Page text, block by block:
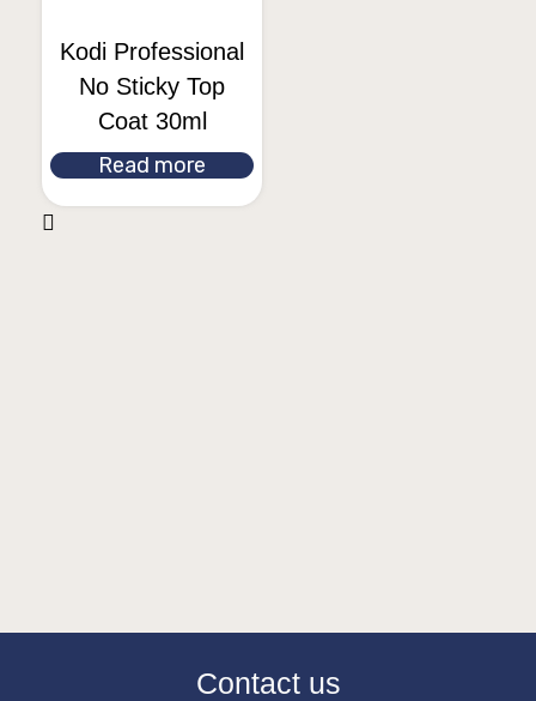
Kodi Professional
No Sticky Top
Coat 30ml
Read more
Contact us